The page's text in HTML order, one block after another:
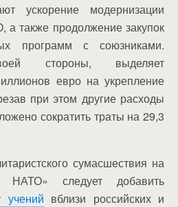
ускорение модернизации
также продолжение закупок
программ с союзниками.
стороны, выделяет
евро на укрепление
при этом другие расходы
сократить траты на 29,3
сумасшествия на
НАТО» следует добавить
учений вблизи российских и